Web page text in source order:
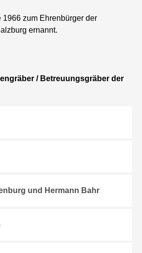
1966 zum Ehrenbürger der
ernannt.
/ Betreuungsgräber der
und Hermann Bahr